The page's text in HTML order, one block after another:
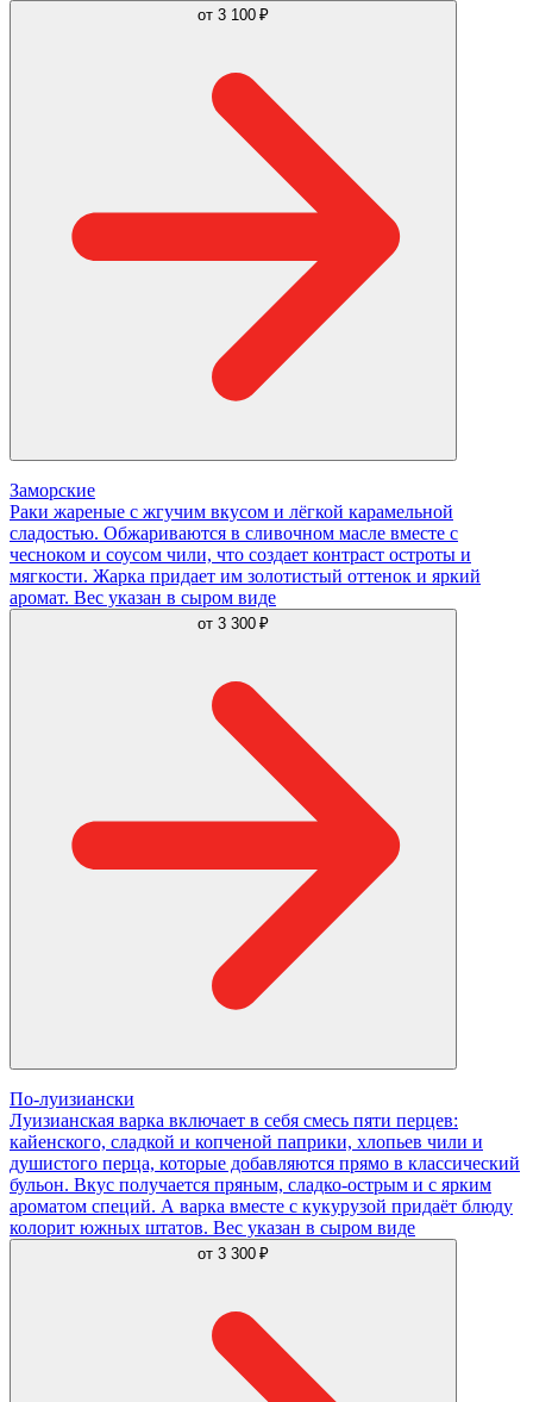
от 3 100 ₽
Заморские
Раки жареные с жгучим вкусом и лёгкой карамельной
сладостью. Обжариваются в сливочном масле вместе с
чесноком и соусом чили, что создает контраст остроты и
мягкости. Жарка придает им золотистый оттенок и яркий
аромат. Вес указан в сыром виде
от 3 300 ₽
По-луизиански
Луизианская варка включает в себя смесь пяти перцев:
кайенского, сладкой и копченой паприки, хлопьев чили и
душистого перца, которые добавляются прямо в классический
бульон. Вкус получается пряным, сладко-острым и с ярким
ароматом специй. А варка вместе с кукурузой придаёт блюду
колорит южных штатов. Вес указан в сыром виде
от 3 300 ₽